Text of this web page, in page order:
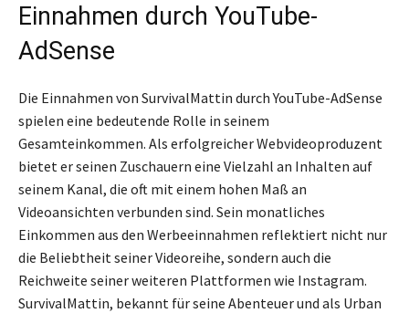
Einnahmen durch YouTube-
AdSense
Die Einnahmen von SurvivalMattin durch YouTube-AdSense
spielen eine bedeutende Rolle in seinem
Gesamteinkommen. Als erfolgreicher Webvideoproduzent
bietet er seinen Zuschauern eine Vielzahl an Inhalten auf
seinem Kanal, die oft mit einem hohen Maß an
Videoansichten verbunden sind. Sein monatliches
Einkommen aus den Werbeeinnahmen reflektiert nicht nur
die Beliebtheit seiner Videoreihe, sondern auch die
Reichweite seiner weiteren Plattformen wie Instagram.
SurvivalMattin, bekannt für seine Abenteuer und als Urban